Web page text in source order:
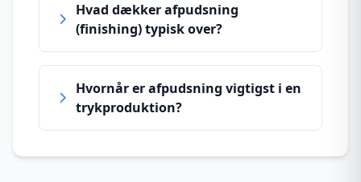
Hvad dækker afpudsning
(finishing) typisk over?
Hvornår er afpudsning vigtigst i en
trykproduktion?